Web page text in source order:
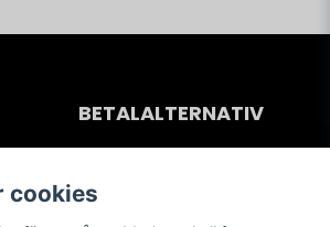
BETALALTERNATIV
cookies